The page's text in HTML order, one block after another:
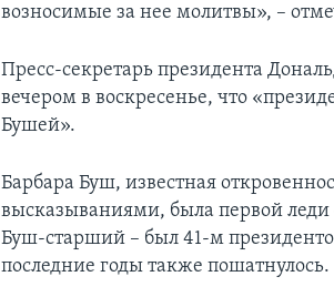
возносимые за нее молитвы», –
Пресс-секретарь президента
вечером в воскресенье, что
Бушей».
Барбара Буш, известная
высказываниями, была первой леди
Буш-старший – был 41-м
последние годы также пошатнулось.